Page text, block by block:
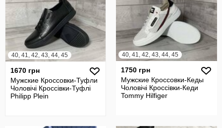
40, 41, 42, 43, 44, 45
1670 грн
Мужские Кроссовки-Туфли
Чоловічі Кроссівки-Туфлі
Philipp Plein
40, 41, 42, 43, 44, 45
1750 грн
Мужские Кроссовки-Кеды
Чоловічі Кроссівки-Кеди
Tommy Hilfiger